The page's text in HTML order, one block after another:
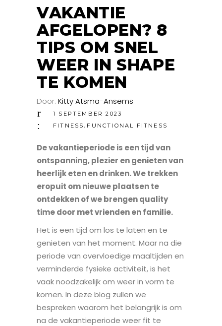
VAKANTIE
AFGELOPEN? 8
TIPS OM SNEL
WEER IN SHAPE
TE KOMEN
Door: Kitty Atsma-Ansems
1 SEPTEMBER 2023
FITNESS, FUNCTIONAL FITNESS
De vakantieperiode is een tijd van
ontspanning, plezier en genieten van
heerlijk eten en drinken. We trekken
eropuit om nieuwe plaatsen te
ontdekken of we brengen quality
time door met vrienden en familie.
Het is een tijd om los te laten en te
genieten van het moment. Maar na die
periode van overvloedige maaltijden en
verminderde fysieke activiteit, is het
vaak noodzakelijk om weer in vorm te
komen. In deze blog zullen we
bespreken waarom het belangrijk is om
na de vakantieperiode weer fit te